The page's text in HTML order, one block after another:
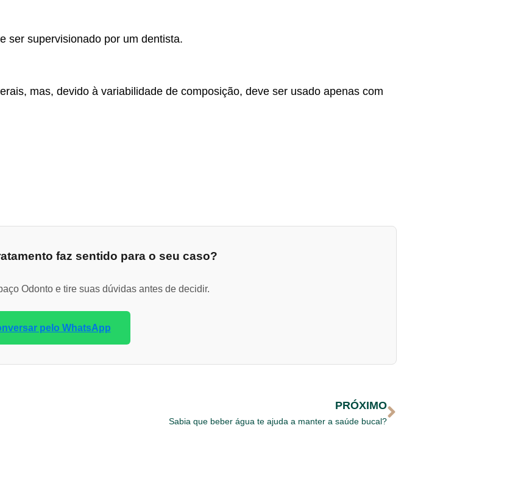
ser supervisionado por um dentista.
mas, devido à variabilidade de composição, deve ser usado apenas com
faz sentido para o seu caso?
Odonto e tire suas dúvidas antes de decidir.
pelo WhatsApp
PRÓXIMO
Sabia que beber água te ajuda a manter a saúde bucal?